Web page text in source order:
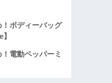
！ボディーバッグ
電動ペッパーミ